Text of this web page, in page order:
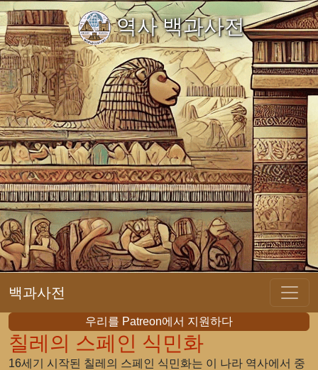
역사 백과사전
백과사전
우리를 Patreon에서 지원하다
칠레의 스페인 식민화
16세기 시작된 칠레의 스페인 식민화는 이 나라 역사에서 중